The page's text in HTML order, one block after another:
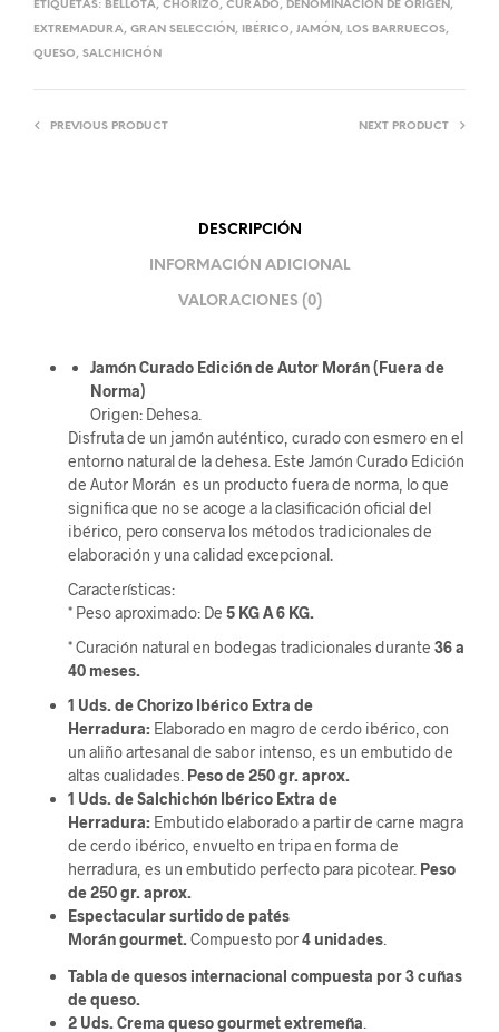
ETIQUETAS: BELLOTA, CHORIZO, CURADO, DENOMINACIÓN DE ORIGEN ,
EXTREMADURA, GRAN SELECCIÓN , IBÉRICO, JAMÓN , LOS BARRUECOS,
QUESO, SALCHICHÓN
PREVIOUS PRODUCT NEXT PRODUCT
DESCRIPCIÓN
INFORMACIÓN ADICIONAL
VALORACIONES (0)
Jamón Curado Edición de Autor Morán (Fuera de
Norma)
Origen: Dehesa.
Disfruta de un jamón auténtico, curado con esmero en el
entorno natural de la dehesa. Este Jamón Curado Edición
de Autor Morán es un producto fuera de norma, lo que
significa que no se acoge a la clasificación oficial del
ibérico, pero conserva los métodos tradicionales de
elaboración y una calidad excepcional.
Características:
* Peso aproximado: De 5 KG A 6 KG.
* Curación natural en bodegas tradicionales durante 36 a
40 meses.
1 Uds. de Chorizo Ibérico Extra de
Herradura: Elaborado en magro de cerdo ibérico, con
un aliño artesanal de sabor intenso, es un embutido de
altas cualidades. Peso de 250 gr. aprox.
1 Uds. de Salchichón Ibérico Extra de
Herradura: Embutido elaborado a partir de carne magra
de cerdo ibérico, envuelto en tripa en forma de
herradura, es un embutido perfecto para picotear. Peso
de 250 gr. aprox.
Espectacular surtido de patés
Morán gourmet.Compuesto por4 unidades.
Tabla de quesos internacional compuesta por 3 cuñas
de queso.
2 Uds. Crema queso gourmet extremeña.